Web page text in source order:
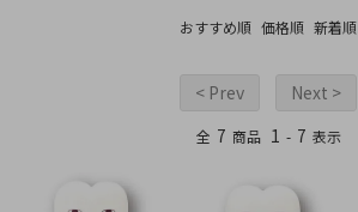
おすすめ順 価格順 新着順
< Prev Next >
全 7 商品 1 - 7 表示